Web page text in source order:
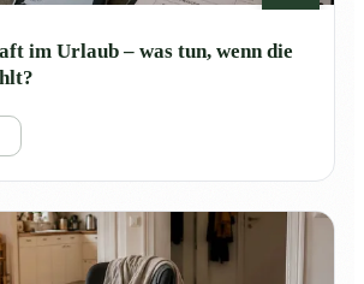
im Urlaub – was tun, wenn die